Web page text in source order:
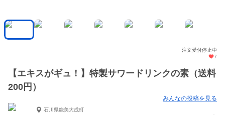
注文受付停止中
7
【エキスがギュ！】特製サワードリンクの素（送料
200円）
みんなの投稿を見る
石川県能美大成町